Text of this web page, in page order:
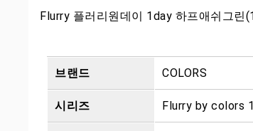
Flurry 플러리원데이 1day 하프애쉬그린
브랜드 COLORS
시리즈 Flurry by colors